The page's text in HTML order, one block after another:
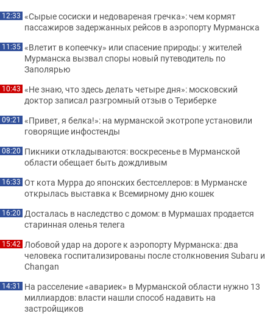
12:33 «Сырые сосиски и недовареная гречка»: чем кормят
пассажиров задержанных рейсов в аэропорту Мурманска
11:35 «Влетит в копеечку» или спасение природы: у жителей
Мурманска вызвал споры новый путеводитель по
Заполярью
10:43 «Не знаю, что здесь делать четыре дня»: московский
доктор записал разгромный отзыв о Териберке
09:21 «Привет, я белка!»: на мурманской экотропе установили
говорящие инфостенды
08:20 Пикники откладываются: воскресенье в Мурманской
области обещает быть дождливым
16:33 От кота Мурра до японских бестселлеров: в Мурманске
открылась выставка к Всемирному дню кошек
16:20 Досталась в наследство с домом: в Мурмашах продается
старинная оленья телега
15:42 Лобовой удар на дороге к аэропорту Мурманска: два
человека госпитализированы после столкновения Subaru и
Changan
14:31 На расселение «авариек» в Мурманской области нужно 13
миллиардов: власти нашли способ надавить на
застройщиков